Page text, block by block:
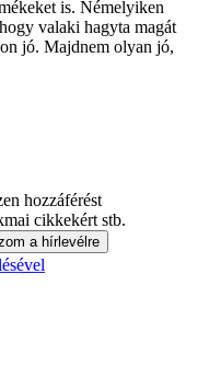
is. Némelyiken
valaki hagyta magát
jó. Majdnem olyan jó,
hozzáférést
cikkekért stb.